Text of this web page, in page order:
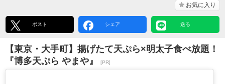
お気に入り
ポスト シェア 送る
【東京・大手町】揚げたて天ぷら×明太子食べ放題！
『博多天ぷら やまや』
[PR]